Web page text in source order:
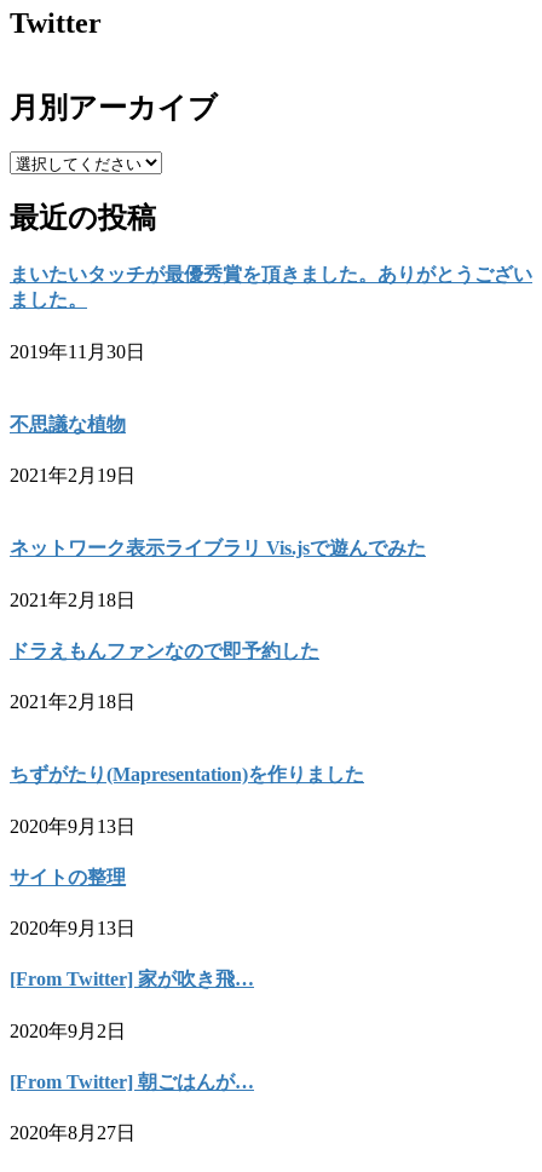
Twitter
月別アーカイブ
最近の投稿
まいたいタッチが最優秀賞を頂きました。ありがとうござい
ました。
2019年11月30日
不思議な植物
2021年2月19日
ネットワーク表示ライブラリ Vis.jsで遊んでみた
2021年2月18日
ドラえもんファンなので即予約した
2021年2月18日
ちずがたり(Mapresentation)を作りました
2020年9月13日
サイトの整理
2020年9月13日
[From Twitter] 家が吹き飛…
2020年9月2日
[From Twitter] 朝ごはんが…
2020年8月27日